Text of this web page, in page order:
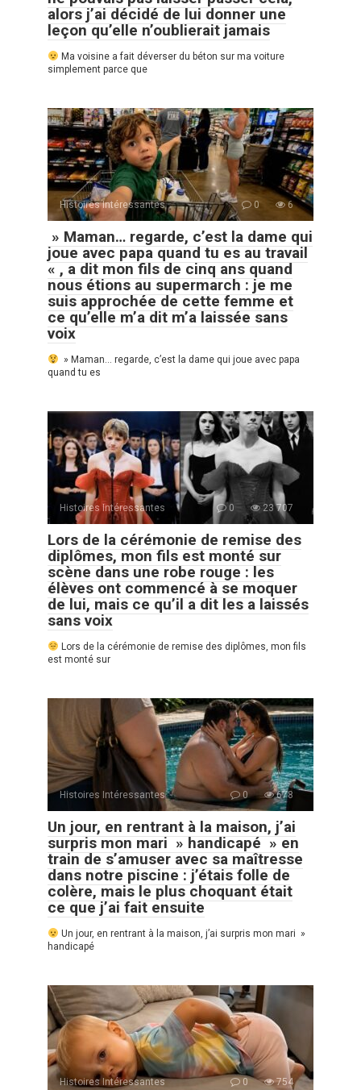
alors j’ai décidé de lui donner une
leçon qu’elle n’oublierait jamais
Ma voisine a fait déverser du béton sur ma voiture
simplement parce que
Histoires Intéressantes 0 6
» Maman… regarde, c’est la dame qui
joue avec papa quand tu es au travail
« , a dit mon fils de cinq ans quand
nous étions au supermarch : je me
suis approchée de cette femme et
ce qu’elle m’a dit m’a laissée sans
voix
» Maman… regarde, c’est la dame qui joue avec papa
quand tu es
Histoires Intéressantes 0 23 707
Lors de la cérémonie de remise des
diplômes, mon fils est monté sur
scène dans une robe rouge : les
élèves ont commencé à se moquer
de lui, mais ce qu’il a dit les a laissés
sans voix
Lors de la cérémonie de remise des diplômes, mon fils
est monté sur
Histoires Intéressantes 0 678
Un jour, en rentrant à la maison, j’ai
surpris mon mari » handicapé » en
train de s’amuser avec sa maîtresse
dans notre piscine : j’étais folle de
colère, mais le plus choquant était
ce que j’ai fait ensuite
Un jour, en rentrant à la maison, j’ai surpris mon mari »
handicapé
Histoires Intéressantes 0 754